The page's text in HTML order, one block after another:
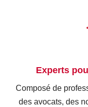
Experts
Composé de
des avocats, des